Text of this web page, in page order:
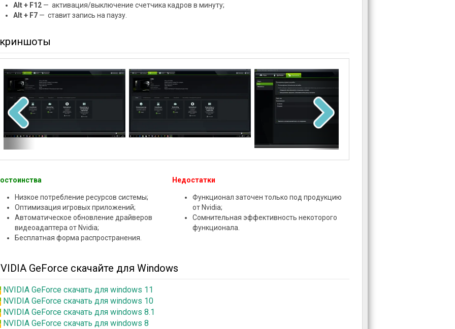
Alt + F12 — активация/выключение счетчика кадров в минуту;
Alt + F7 — ставит запись на паузу.
Низкое потребление ресурсов системы;
Оптимизация игровых приложений;
Автоматическое обновление драйверов
видеоадаптера от Nvidia;
Бесплатная форма распространения.
Недостатки
Функционал заточен только под продукцию
от Nvidia;
Сомнительная эффективность некоторого
функционала.
GeForce скачайте для Windows
NVIDIA GeForce скачать для windows 11
NVIDIA GeForce скачать для windows 10
NVIDIA GeForce скачать для windows 8.1
NVIDIA GeForce скачать для windows 8